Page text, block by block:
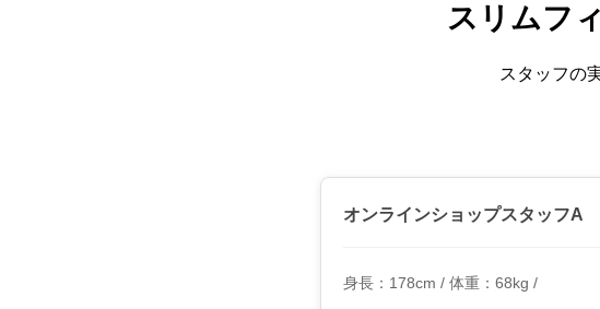
スリムフ
スタッフの
オンラインショップスタッフA
身長：178cm / 体重：68kg /